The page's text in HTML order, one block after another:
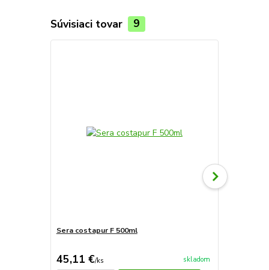
Súvisiaci tovar 9
Sera costapur F 500ml
45,11 €/ks skladom